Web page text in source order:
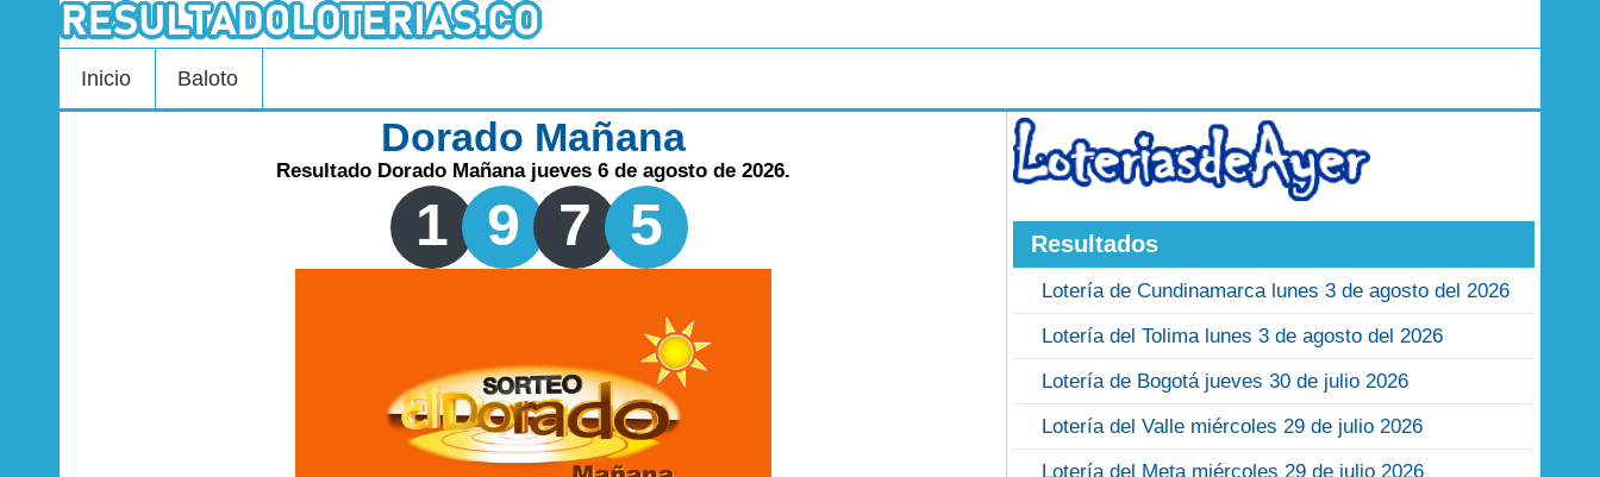
Inicio Baloto
Dorado Mañana
Resultado Dorado Mañana jueves 6 de agosto de 2026.
1 9 7 5 Resultados
Lotería de Cundinamarca lunes 3 de agosto del 2026
Lotería del Tolima lunes 3 de agosto del 2026
Lotería de Bogotá jueves 30 de julio 2026
Lotería del Valle miércoles 29 de julio 2026
Lotería del Meta miércoles 29 de julio 2026